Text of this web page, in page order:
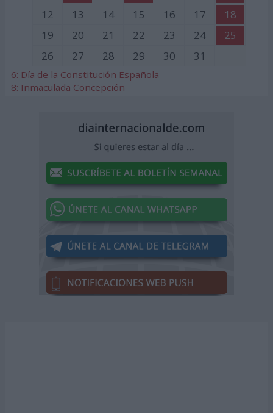
12
13 14 15 16 17
18
19
20 21 22 23 24
25
26
27 28 29 30 31
6: Día de la Constitución Española
8: Inmaculada Concepción